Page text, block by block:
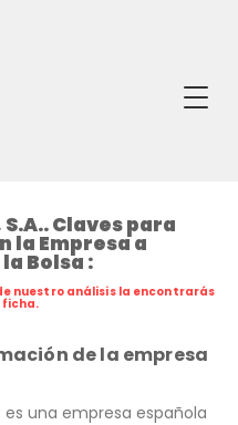
S.A.. Claves para
la Empresa a
Bolsa :
nuestro análisis la encontrarás
ficha.
de la empresa
es una empresa española